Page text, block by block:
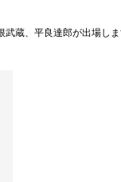
日（月） ［チケット料金］ VIP 10,000円／パノラマ 8,000円／S 6,000円 ※全席指定、全て税込み価格。 ※入場時にドリンク代600円が必要（価格変更）。 ※当日は500円増し。 ※小学生以上はチケットが必要。 ［チケ